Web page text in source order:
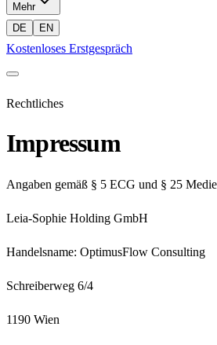
Mehr
DE
EN
Kostenloses Erstgespräch
Rechtliches
Impressum
Angaben gemäß § 5 ECG und § 25
Leia-Sophie Holding GmbH
Handelsname: OptimusFlow Consulting
Schreiberweg 6/4
1190 Wien